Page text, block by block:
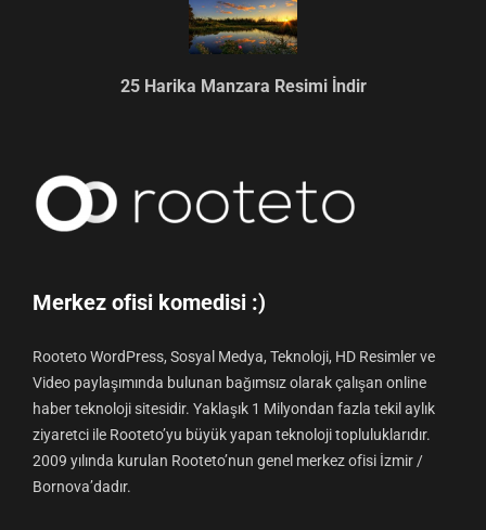
25 Harika Manzara Resimi İndir
Merkez ofisi komedisi :)
Rooteto WordPress, Sosyal Medya, Teknoloji, HD Resimler ve
Video paylaşımında bulunan bağımsız olarak çalışan online
haber teknoloji sitesidir. Yaklaşık 1 Milyondan fazla tekil aylık
ziyaretci ile Rooteto’yu büyük yapan teknoloji topluluklarıdır.
2009 yılında kurulan Rooteto’nun genel merkez ofisi İzmir /
Bornova’dadır.